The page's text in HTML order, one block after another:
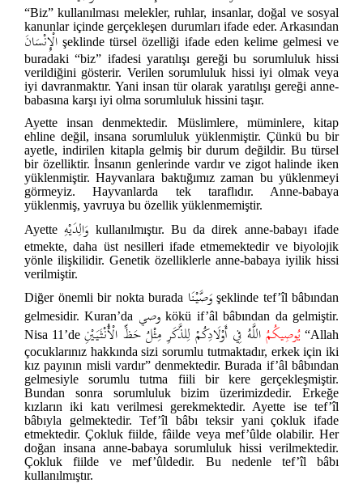
“Biz” kullanılması melekler, ruhlar, insanlar, doğal ve sosyal
kanunlar içinde gerçekleşen durumları ifade eder. Arkasından
الْإِنْسَانَ şeklinde türsel özelliği ifade eden kelime gelmesi ve
buradaki “biz” ifadesi yaratılışı gereği bu sorumluluk hissi
verildiğini gösterir. Verilen sorumluluk hissi iyi olmak veya
iyi davranmaktır. Yani insan tür olarak yaratılışı gereği anne-
babasına karşı iyi olma sorumluluk hissini taşır.
Ayette insan denmektedir. Müslimlere, müminlere, kitap
ehline değil, insana sorumluluk yüklenmiştir. Çünkü bu bir
ayetle, indirilen kitapla gelmiş bir durum değildir. Bu türsel
bir özelliktir. İnsanın genlerinde vardır ve zigot halinde iken
yüklenmiştir. Hayvanlara baktığımız zaman bu yüklenmeyi
görmeyiz. Hayvanlarda tek taraflıdır. Anne-babaya
yüklenmiş, yavruya bu özellik yüklenmemiştir.
Ayetteوَالِدَيْهِ kullanılmıştır. Bu da direk anne-babayı ifade
etmekte, daha üst nesilleri ifade etmemektedir ve biyolojik
yönle ilişkilidir. Genetik özelliklerle anne-babaya iyilik hissi
verilmiştir.
Diğer önemli bir nokta burada وَصَّيْنَاşeklinde tef’îl bâbından
gelmesidir. Kuran’da وصيkökü if’âl bâbından da gelmiştir.
Nisa 11’de
يُوصِيكُمُاللَّهُ فِي أَوْلَادِكُمْ لِلذَّكَرِ مِثْلُ حَظِّ الْأُنْثَيَيْنِ
“Allah
çocuklarınız hakkında sizi sorumlu tutmaktadır, erkek için iki
kız payının misli vardır” denmektedir. Burada if’âl bâbından
gelmesiyle sorumlu tutma fiili bir kere gerçekleşmiştir.
Bundan sonra sorumluluk bizim üzerimizdedir. Erkeğe
kızların iki katı verilmesi gerekmektedir. Ayette ise tef’îl
bâbıyla gelmektedir. Tef’îl bâbı teksir yani çokluk ifade
etmektedir. Çokluk fiilde, fâilde veya mef’ûlde olabilir. Her
doğan insana anne-babaya sorumluluk hissi verilmektedir.
Çokluk fiilde ve mef’ûldedir. Bu nedenle tef’îl bâbı
kullanılmıştır.